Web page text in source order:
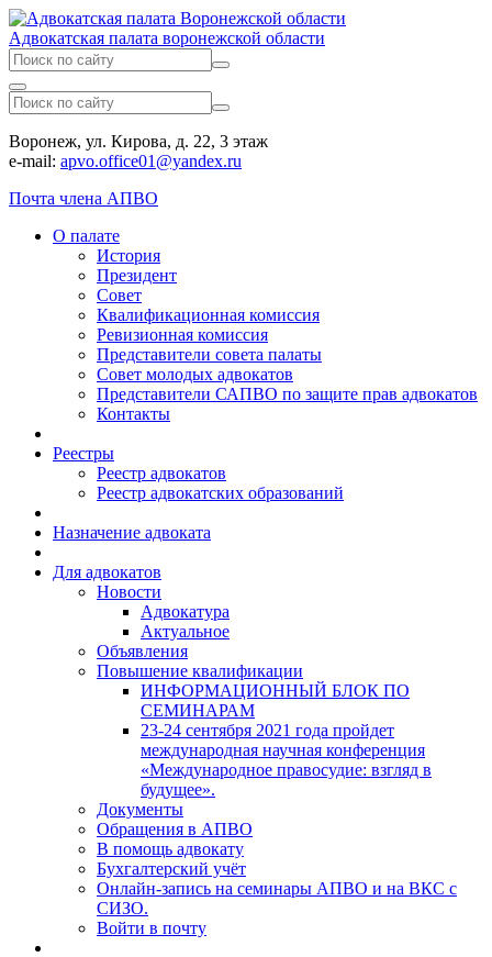
Адвокатская палата воронежской области
Воронеж, ул. Кирова, д. 22, 3 этаж
e-mail: apvo.office01@yandex.ru
Почта члена АПВО
О палате
История
Президент
Совет
Квалификационная комиссия
Ревизионная комиссия
Представители совета палаты
Совет молодых адвокатов
Представители САПВО по защите прав адвокатов
Контакты
Реестры
Реестр адвокатов
Реестр адвокатских образований
Назначение адвоката
Для адвокатов
Новости
Адвокатура
Актуальное
Объявления
Повышение квалификации
ИНФОРМАЦИОННЫЙ БЛОК ПО
СЕМИНАРАМ
23-24 сентября 2021 года пройдет
международная научная конференция
«Международное правосудие: взгляд в
будущее».
Документы
Обращения в АПВО
В помощь адвокату
Бухгалтерский учёт
Онлайн-запись на семинары АПВО и на ВКС с
СИЗО.
Войти в почту